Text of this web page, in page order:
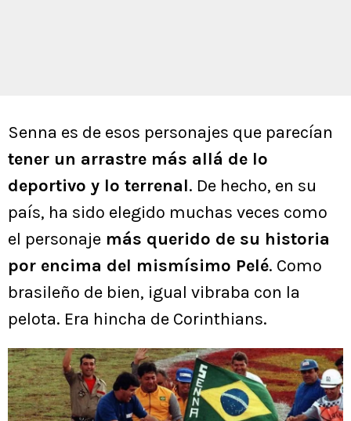
Senna es de esos personajes que parecían
tener un arrastre más allá de lo
deportivo y lo terrenal. De hecho, en su
país, ha sido elegido muchas veces como
el personaje más querido de su historia
por encima del mismísimo Pelé. Como
brasileño de bien, igual vibraba con la
pelota. Era hincha de Corinthians.